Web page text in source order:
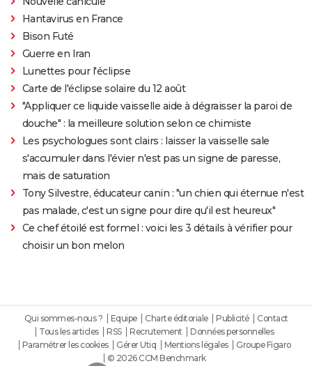
Hantavirus en France
Bison Futé
Guerre en Iran
Lunettes pour l'éclipse
Carte de l'éclipse solaire du 12 août
"Appliquer ce liquide vaisselle aide à dégraisser la paroi de
douche" : la meilleure solution selon ce chimiste
Les psychologues sont clairs : laisser la vaisselle sale
s'accumuler dans l'évier n'est pas un signe de paresse,
mais de saturation
Tony Silvestre, éducateur canin : "un chien qui éternue n'est
pas malade, c'est un signe pour dire qu'il est heureux"
Ce chef étoilé est formel : voici les 3 détails à vérifier pour
choisir un bon melon
Qui sommes-nous ? Equipe Charte éditoriale Publicité
Contact
Tous les articles
RSS Recrutement
Données personnelles
Paramétrer les cookies
Gérer Utiq Mentions légales
Groupe Figaro
© 2026 CCM Benchmark